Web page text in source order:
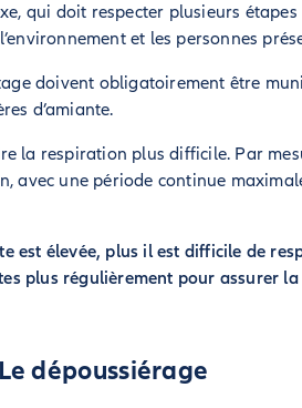
qui doit respecter plusieurs
et les personnes
doivent obligatoirement être
d’amiante.
la respiration plus difficile. Par
avec une période continue
est élevée, plus il est difficile de
plus régulièrement pour assurer
Le dépoussiérage